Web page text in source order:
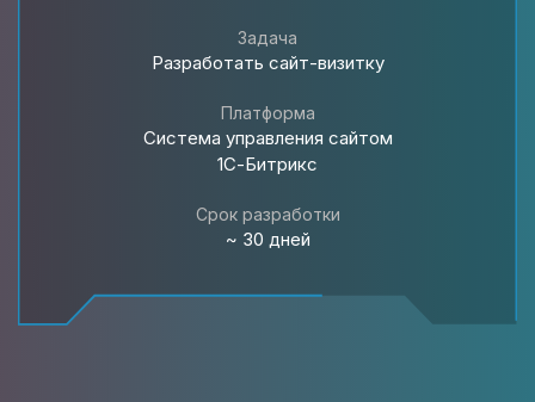
Задача
Разработать cайт-визитку
Платформа
Система управления сайтом
1С-Битрикс
Срок разработки
~ 30 дней